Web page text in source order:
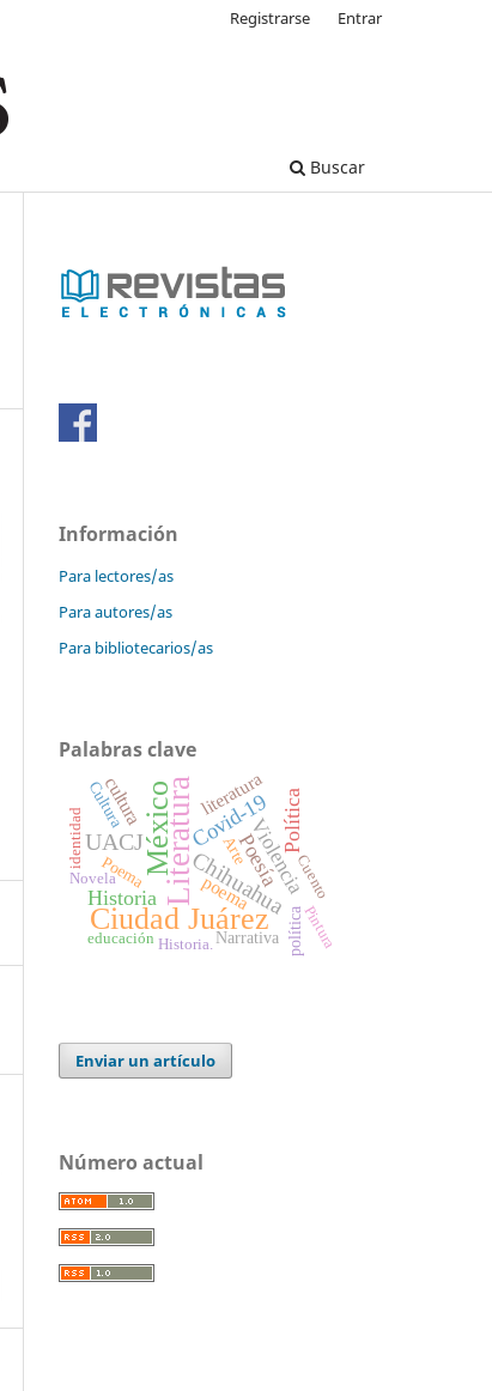
Buscar
Registrarse Entrar
Información
Para lectores/as
Para autores/as
Para bibliotecarios/as
Palabras clave
Literatura
Ciudad Juárez
México
UACJ
Chihuahua
Historia
Covid-19
Poesía
Violencia
Política
cultura
poema
literatura
política
Cultura
Poema
Arte
Narrativa
educación
identidad
Cuento
Pintura
Historia.
Novela
Enviar un artículo
Número actual